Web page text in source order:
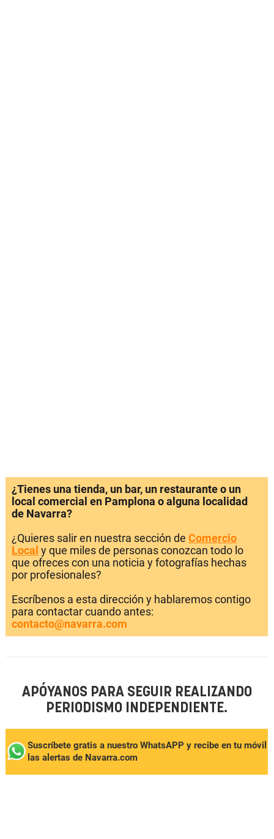
¿Tienes una tienda, un bar, un restaurante o un
local comercial en Pamplona o alguna localidad
de Navarra?
¿Quieres salir en nuestra sección de Comercio
Local y que miles de personas conozcan todo lo
que ofreces con una noticia y fotografías hechas
por profesionales?
Escríbenos a esta dirección y hablaremos contigo
para contactar cuando antes:
contacto@navarra.com
APÓYANOS PARA SEGUIR REALIZANDO
PERIODISMO INDEPENDIENTE.
Suscríbete gratis a nuestro WhatsAPP y recibe en tu móvil
las alertas de Navarra.com